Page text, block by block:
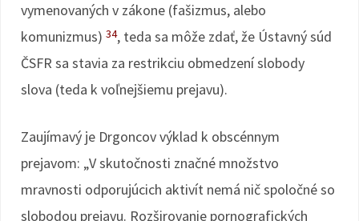
vymenovaných v zákone (fašizmus, alebo
komunizmus) 34, teda sa môže zdať, že Ústavný súd
ČSFR sa stavia za restrikciu obmedzení slobody
slova (teda k voľnejšiemu prejavu).
Zaujímavý je Drgoncov výklad k obscénnym
prejavom: „V skutočnosti značné množstvo
mravnosti odporujúcich aktivít nemá nič spoločné so
slobodou prejavu. Rozširovanie pornografických